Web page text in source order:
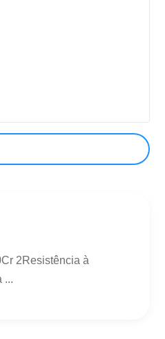
2Resistência à
...